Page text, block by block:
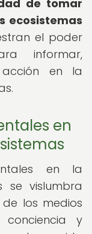
de tomar
ecosistemas
el poder
informar,
en la
en
en la
se vislumbra
los medios
conciencia y